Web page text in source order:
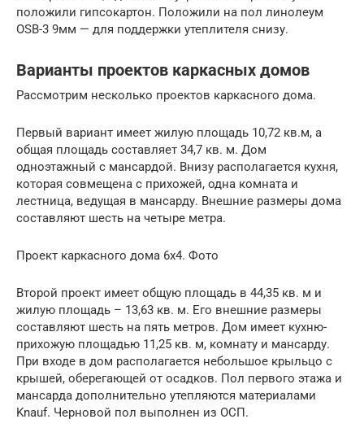
положили гипсокартон. Положили на пол линолеум
OSB-3 9мм — для поддержки утеплителя снизу.
Варианты проектов каркасных домов
Рассмотрим несколько проектов каркасного дома.
Первый вариант имеет жилую площадь 10,72 кв.м, а
общая площадь составляет 34,7 кв. м. Дом
одноэтажный с мансардой. Внизу располагается кухня,
которая совмещена с прихожей, одна комната и
лестница, ведущая в мансарду. Внешние размеры дома
составляют шесть на четыре метра.
Проект каркасного дома 6х4. Фото
Второй проект имеет общую площадь в 44,35 кв. м и
жилую площадь – 13,63 кв. м. Его внешние размеры
составляют шесть на пять метров. Дом имеет кухню-
прихожую площадью 11,25 кв. м, комнату и мансарду.
При входе в дом располагается небольшое крыльцо с
крышей, оберегающей от осадков. Пол первого этажа и
мансарда дополнительно утепляются материалами
Knauf. Черновой пол выполнен из ОСП.